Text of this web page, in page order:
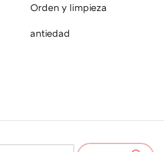
Orden y limpieza
antiedad